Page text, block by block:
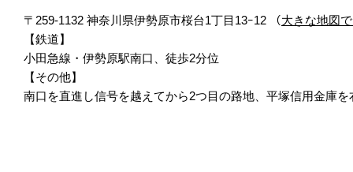
〒259-1132 神奈川県伊勢原市桜台1丁目13ｰ12 （大きな地図
【鉄道】
小田急線・伊勢原駅南口、徒歩2分位
【その他】
南口を直進し信号を越えてから2つ目の路地、平塚信用金庫